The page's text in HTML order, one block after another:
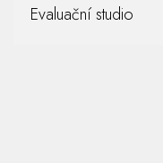
Evaluační studio